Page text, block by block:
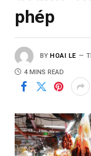
phép
BY HOAI LE
4 MINS READ